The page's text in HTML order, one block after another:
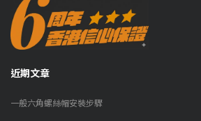
近期文章
一般六角螺絲帽安裝步驟